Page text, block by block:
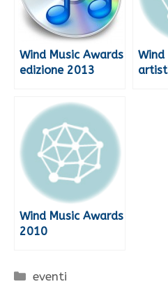
Wind Music Awards
edizione 2013
Wind
Wind Music Awards
2010
Categorie
eventi